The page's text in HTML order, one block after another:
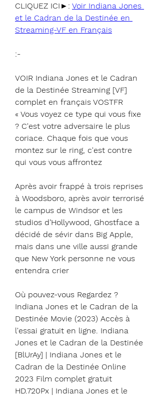
CLIQUEZ ICI►: Voir Indiana Jones
et le Cadran de la Destinée en
Streaming-VF en Français
:-
VOIR Indiana Jones et le Cadran
de la Destinée Streaming [VF]
complet en français VOSTFR
« Vous voyez ce type qui vous fixe
? C'est votre adversaire le plus
coriace. Chaque fois que vous
montez sur le ring, c'est contre
qui vous vous affrontez
Après avoir frappé à trois reprises
à Woodsboro, après avoir terrorisé
le campus de Windsor et les
studios d’Hollywood, Ghostface a
décidé de sévir dans Big Apple,
mais dans une ville aussi grande
que New York personne ne vous
entendra crier
Où pouvez-vous Regardez ?
Indiana Jones et le Cadran de la
Destinée Movie (2023) Accès à
l'essai gratuit en ligne. Indiana
Jones et le Cadran de la Destinée
[BlUrAy] | Indiana Jones et le
Cadran de la Destinée Online
2023 Film complet gratuit
HD.720Px | Indiana Jones et le